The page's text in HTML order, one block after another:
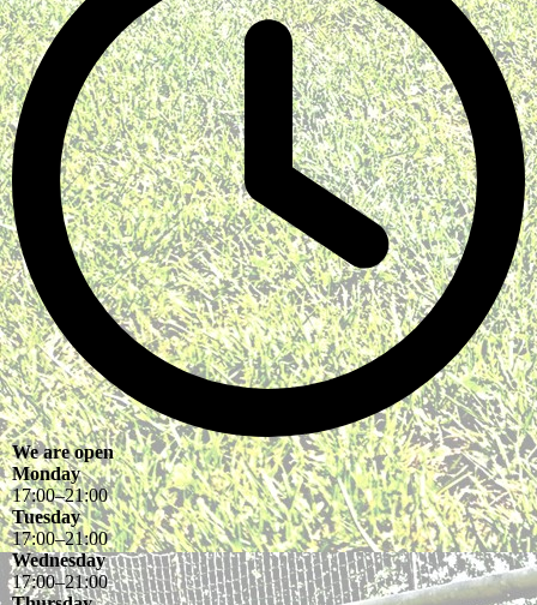
We are open
Monday
17:00–21:00
Tuesday
17:00–21:00
Wednesday
17:00–21:00